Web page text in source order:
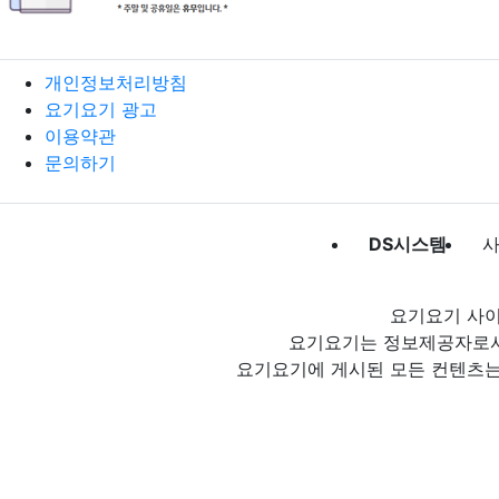
개인정보처리방침
요기요기 광고
이용약관
문의하기
DS시스템
요기요기 사
요기요기는 정보제공자
요기요기에 게시된 모든 컨텐츠